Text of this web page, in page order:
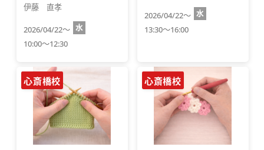
伊藤　直孝
2026/04/22～ 水
10:00～12:30
2026/04/22～ 水
13:30～16:00
心斎橋校 心斎橋校